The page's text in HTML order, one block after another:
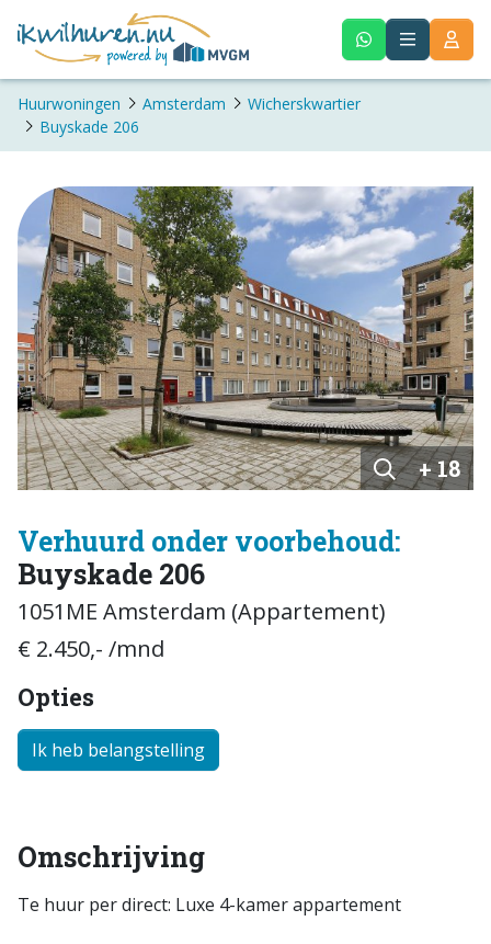
Huurwoningen Amsterdam
Wicherskwartier
Buyskade 206
+ 18
Verhuurd onder voorbehoud:
Buyskade 206
1051ME Amsterdam (Appartement)
€ 2.450,- /mnd
Opties
Ik heb belangstelling
Omschrijving
Te huur per direct: Luxe 4-kamer appartement